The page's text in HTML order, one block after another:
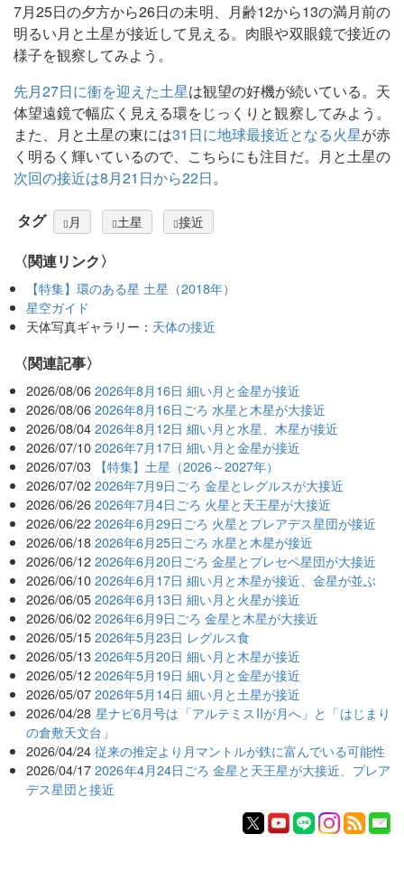
7月25日の夕方から26日の未明、月齢12から13の満月前の
明るい月と土星が接近して見える。肉眼や双眼鏡で接近の
様子を観察してみよう。
先月27日に衝を迎えた土星は観望の好機が続いている。天
体望遠鏡で幅広く見える環をじっくりと観察してみよう。
また、月と土星の東には31日に地球最接近となる火星が赤
く明るく輝いているので、こちらにも注目だ。月と土星の
次回の接近は8月21日から22日。
タグ 月 土星 接近
〈関連リンク〉
【特集】環のある星 土星（2018年）
星空ガイド
天体写真ギャラリー： 天体の接近
関連記事
2026/08/06 2026年8月16日 細い月と金星が接近
2026/08/06 2026年8月16日ごろ 水星と木星が大接近
2026/08/04 2026年8月12日 細い月と水星、木星が接近
2026/07/10 2026年7月17日 細い月と金星が接近
2026/07/03 【特集】土星（2026～2027年）
2026/07/02 2026年7月9日ごろ 金星とレグルスが大接近
2026/06/26 2026年7月4日ごろ 火星と天王星が大接近
2026/06/22 2026年6月29日ごろ 火星とプレアデス星団が接近
2026/06/18 2026年6月25日ごろ 水星と木星が接近
2026/06/12 2026年6月20日ごろ 金星とプレセペ星団が大接近
2026/06/10 2026年6月17日 細い月と木星が接近、金星が並ぶ
2026/06/05 2026年6月13日 細い月と火星が接近
2026/06/02 2026年6月9日ごろ 金星と木星が大接近
2026/05/15 2026年5月23日 レグルス食
2026/05/13 2026年5月20日 細い月と木星が接近
2026/05/12 2026年5月19日 細い月と金星が接近
2026/05/07 2026年5月14日 細い月と土星が接近
2026/04/28 星ナビ6月号は「アルテミスIIが月へ」と「はじまり
の倉敷天文台」
2026/04/24 従来の推定より月マントルが鉄に富んでいる可能性
2026/04/17 2026年4月24日ごろ 金星と天王星が大接近、プレア
デス星団と接近